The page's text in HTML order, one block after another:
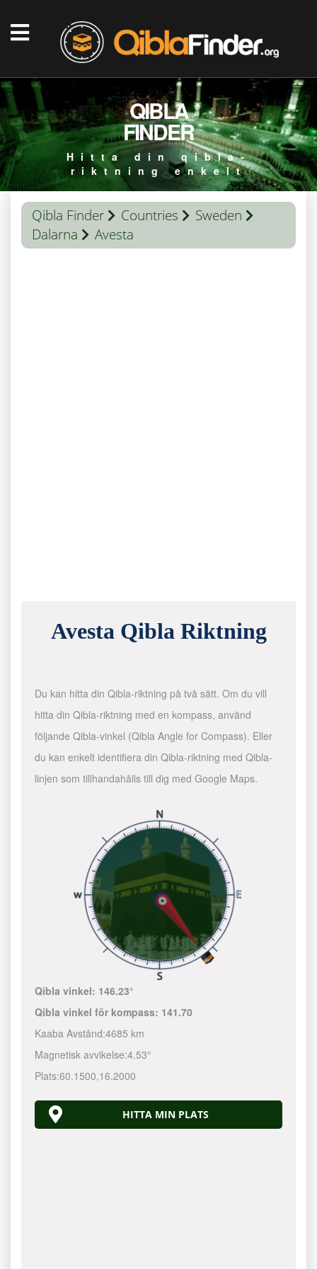
QIBLA
FINDER
Hitta din qibla-
riktning enkelt
Qibla Finder Countries
Sweden
Dalarna
Avesta
Avesta Qibla Riktning
Du kan hitta din Qibla-riktning på två sätt. Om du vill
hitta din Qibla-riktning med en kompass, använd
följande Qibla-vinkel (Qibla Angle for Compass). Eller
du kan enkelt identifiera din Qibla-riktning med Qibla-
linjen som tillhandahålls till dig med Google Maps.
Qibla vinkel: 146.23°
Qibla vinkel för kompass: 141.70
Kaaba Avstånd:4685 km
Magnetisk avvikelse:4.53°
Plats:60.1500,16.2000
HITTA MIN PLATS